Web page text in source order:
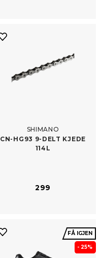
SHIMANO
CN-​HG93 9-DELT KJEDE
114L
299
FÅ IGJEN
- 25%